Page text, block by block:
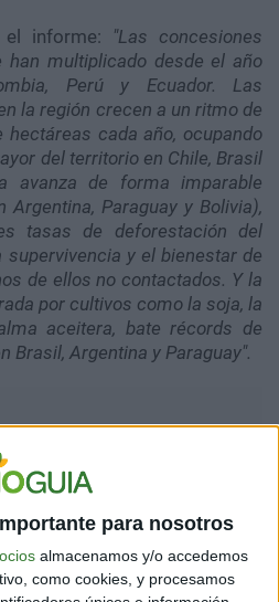
para nosotros
almacenamos y/o accedemos
como cookies, y procesamos
informe: "Las concesiones
multiplicado desde el año
Perú y Ecuador. Las
la región crecen a un ritmo de
cada año, ocupando
del territorio en Chile, Brasil
avanza de forma imparable
Argentina, Paraguay y Bolivia),
tasas de deforestación del
y el bienestar de
de ellos no contactados. Y la
por cultivos como la soja, la
aceitera, bate récords de
Brasil, Argentina y Paraguay".